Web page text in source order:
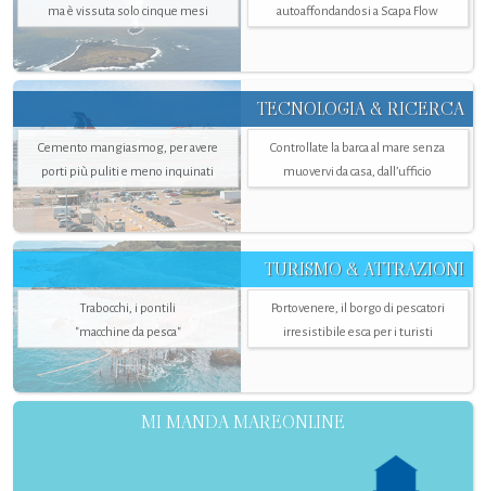
ma è vissuta solo cinque mesi
autoaffondandosi a Scapa Flow
TECNOLOGIA & RICERCA
Cemento mangiasmog, per avere
porti più puliti e meno inquinati
Controllate la barca al mare senza
muovervi da casa, dall’ufficio
TURISMO & ATTRAZIONI
Trabocchi, i pontili
"macchine da pesca"
Portovenere, il borgo di pescatori
irresistibile esca per i turisti
MI MANDA MAREONLINE